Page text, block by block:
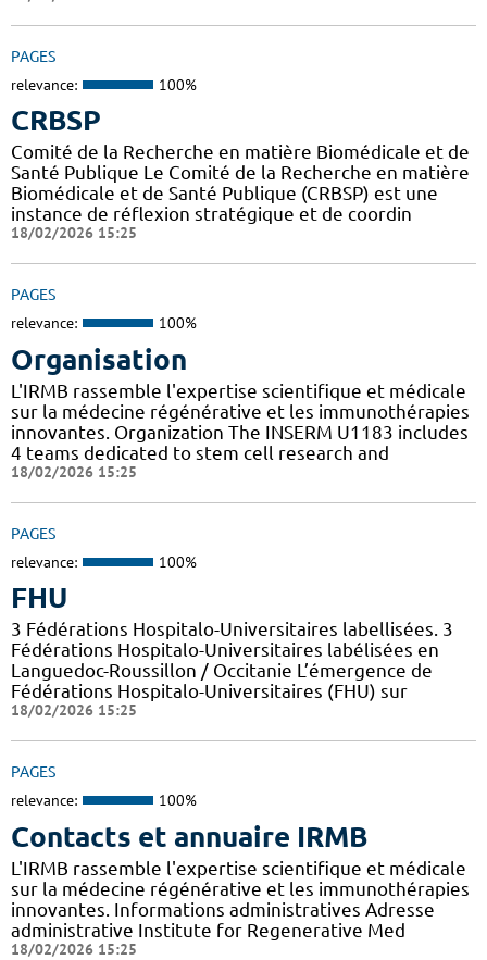
PAGES
relevance: 100%
CRBSP
Comité de la Recherche en matière Biomédicale et de
Santé Publique Le Comité de la Recherche en matière
Biomédicale et de Santé Publique (CRBSP) est une
instance de réflexion stratégique et de coordin
18/02/2026 15:25
PAGES
relevance: 100%
Organisation
L'IRMB rassemble l'expertise scientifique et médicale
sur la médecine régénérative et les immunothérapies
innovantes. Organization The INSERM U1183 includes
4 teams dedicated to stem cell research and
18/02/2026 15:25
PAGES
relevance: 100%
FHU
3 Fédérations Hospitalo-Universitaires labellisées. 3
Fédérations Hospitalo-Universitaires labélisées en
Languedoc-Roussillon / Occitanie L’émergence de
Fédérations Hospitalo-Universitaires (FHU) sur
18/02/2026 15:25
PAGES
relevance: 100%
Contacts et annuaire IRMB
L'IRMB rassemble l'expertise scientifique et médicale
sur la médecine régénérative et les immunothérapies
innovantes. Informations administratives Adresse
administrative Institute for Regenerative Med
18/02/2026 15:25